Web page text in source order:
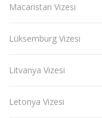
Macaristan Vizesi
Lüksemburg Vizesi
Litvanya Vizesi
Letonya Vizesi